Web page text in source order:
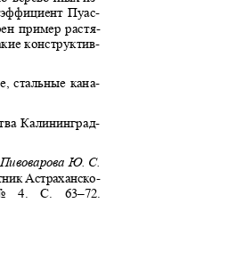
Пуас-
пример растя-
конструктив-
стальные кана-
Калининград-
Ю. С.
Астраханско-
4.  С.  63–72.